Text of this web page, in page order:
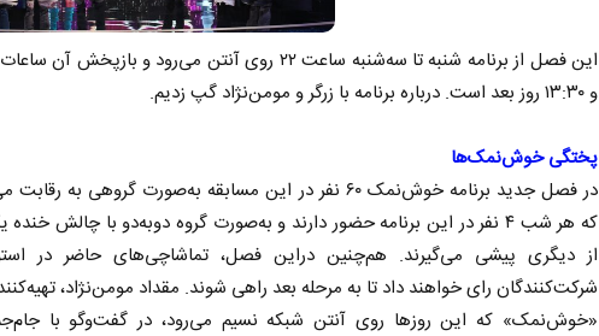
و ۱۳:۳۰ روز بعد است. درباره برنامه با زرگر و مومن‌نژاد گپ زدیم.
پختگی خوش‌نمک‌ها
در فصل جدید برنامه‌ خوش‌نمک ۶۰ نفر در این مسابقه به‌صورت گروهی به
که هر شب ۴ نفر در این برنامه حضور دارند و به‌صورت گروه دو‌به‌دو با چالش
از دیگری پیشی می‌گیرند. هم‌چنین در‌این فصل، تماشاچی‌های حاضر در
شرکت‌کنندگان رای خواهند داد تا به مرحله بعد راهی شوند. مقداد مومن‌نژاد،
«خوش‌نمک» که این روزها روی آنتن شبکه نسیم می‌رود، در گفت‌وگو با